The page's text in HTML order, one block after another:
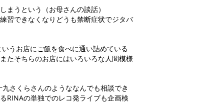
まうという（お母さんの談話）
習できなくなりどうも​禁断症状でジタバ
うお店にご飯を食べに通い詰めている
たそちらのお店にはいろいろな人間模様
さくらさんのようななんでも相談でき
RINAの単独でのレコ発ライブも企画検